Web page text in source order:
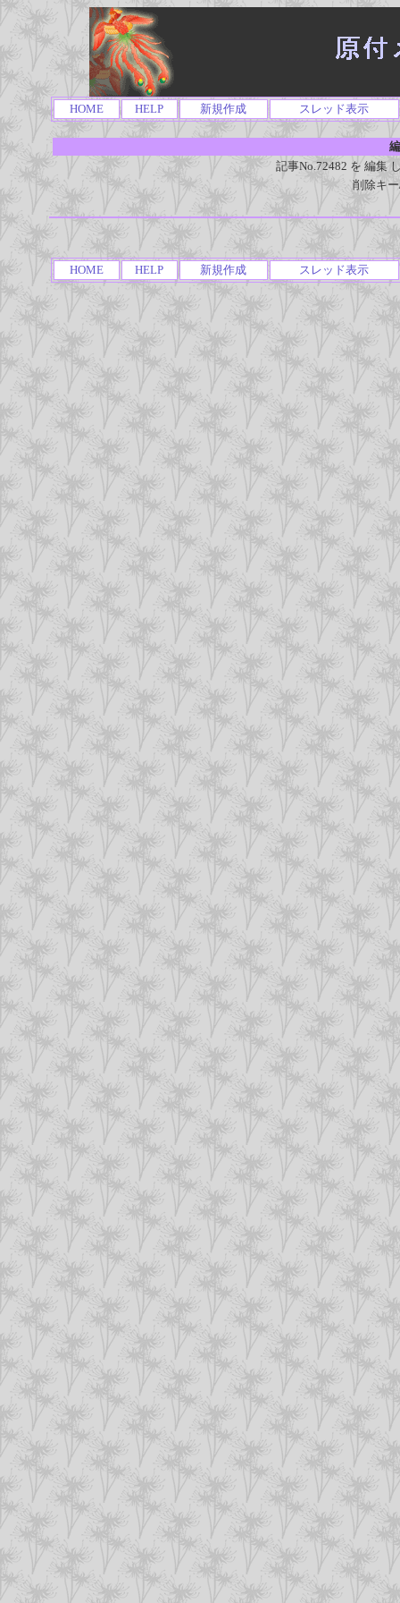
HOME HELP 新規作成 スレッド表示
記事No.72482 を 編集
削除キ
HOME HELP 新規作成 スレッド表示